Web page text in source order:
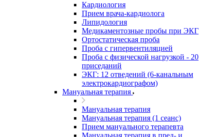
Кардиология
Прием врача-кардиолога
Липидология
Медикаментозные пробы при ЭКГ
Ортостатическая проба
Проба с гипервентиляцией
Проба с физической нагрузкой - 20
приседаний
ЭКГ: 12 отведений (6-канальным
электрокардиографом)
Мануальная терапия
Мануальная терапия
Мануальная терапия (1 сеанс)
Прием мануального терапевта
Мануальная терапия в пред- и